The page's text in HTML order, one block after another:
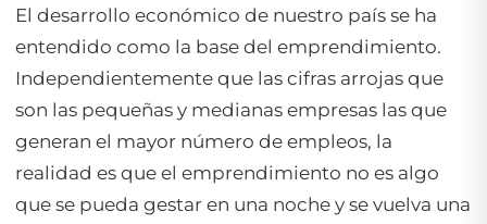
El desarrollo económico de nuestro país se ha
entendido como la base del emprendimiento.
Independientemente que las cifras arrojas que
son las pequeñas y medianas empresas las que
generan el mayor número de empleos, la
realidad es que el emprendimiento no es algo
que se pueda gestar en una noche y se vuelva una